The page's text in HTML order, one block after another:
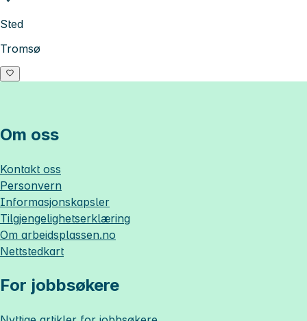
Sted
Tromsø
Om oss
Kontakt oss
Personvern
Informasjonskapsler
Tilgjengelighetserklæring
Om arbeidsplassen.no
Nettstedkart
For jobbsøkere